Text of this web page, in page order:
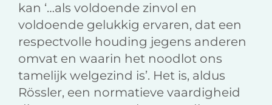
kan ‘…als voldoende zinvol en
voldoende gelukkig ervaren, dat een
respectvolle houding jegens anderen
omvat en waarin het noodlot ons
tamelijk welgezind is’. Het is, aldus
Rössler, een normatieve vaardigheid